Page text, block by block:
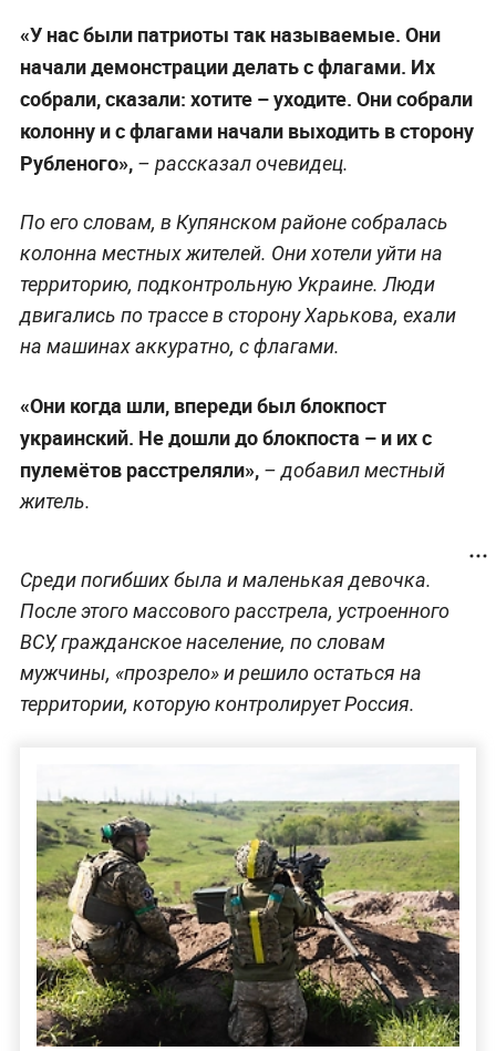
«У нас были патриоты так называемые. Они
начали демонстрации делать с флагами. Их
собрали, сказали: хотите – уходите. Они собрали
колонну и с флагами начали выходить в сторону
Рубленого»,– рассказал очевидец.
По его словам, в Купянском районе собралась
колонна местных жителей. Они хотели уйти на
территорию, подконтрольную Украине. Люди
двигались по трассе в сторону Харькова, ехали
на машинах аккуратно, с флагами.
«Они когда шли, впереди был блокпост
украинский. Не дошли до блокпоста – и их с
пулемётов расстреляли»,– добавил местный
житель.
Среди погибших была и маленькая девочка.
После этого массового расстрела, устроенного
ВСУ, гражданское население, по словам
мужчины, «прозрело» и решило остаться на
территории, которую контролирует Россия.